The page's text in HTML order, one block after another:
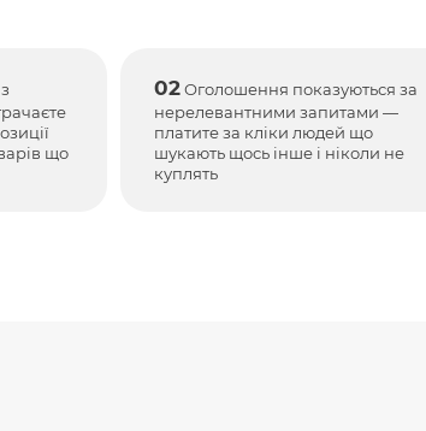
що
02Оголошення показуються за
нерелевантними запитами —
платите за кліки людей що
шукають щось інше і ніколи не
куплять